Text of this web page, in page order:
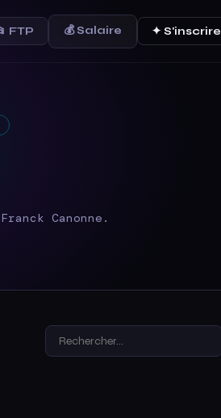
FTP 💰 Salaire ✦ S'inscrire
Canonne.